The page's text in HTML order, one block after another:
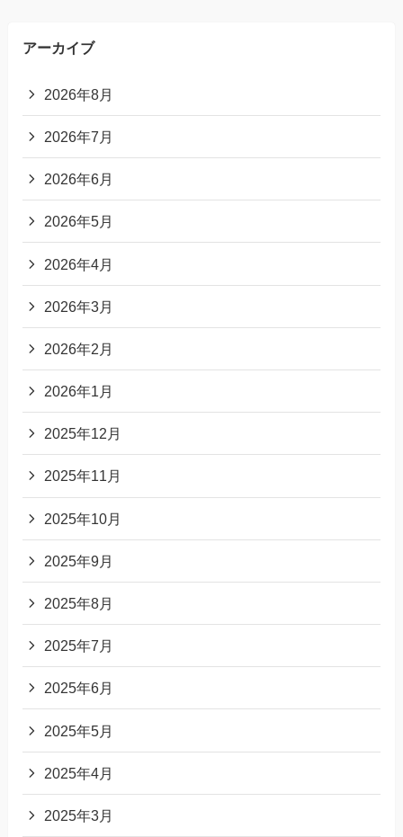
アーカイブ
2026年8月
2026年7月
2026年6月
2026年5月
2026年4月
2026年3月
2026年2月
2026年1月
2025年12月
2025年11月
2025年10月
2025年9月
2025年8月
2025年7月
2025年6月
2025年5月
2025年4月
2025年3月